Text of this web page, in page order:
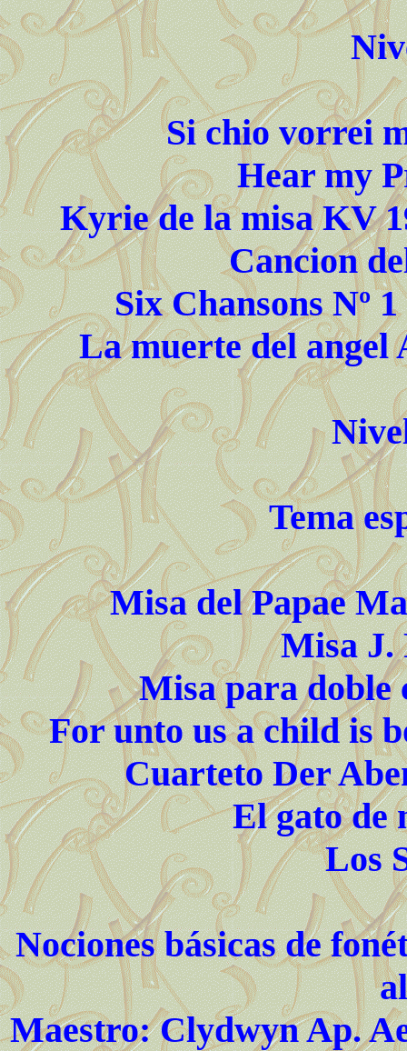
Si chio vorrei
Hear my
Kyrie de la misa KV
Cancion
Six Chansons Nº
La muerte del angel
Tema
Misa del Papae
Misa J.
Misa para doble
For unto us a child is
Cuarteto Der
El gato de
Los
Nociones básicas de
Maestro: Clydwyn Ap.